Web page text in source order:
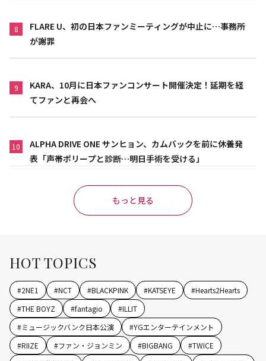
8
FLARE U、初の日本ファンミーティングが中止に…事務所
が謝罪
9
KARA、10月に日本ファンコンサート開催決定！延期を経
てファンと再会へ
10
ALPHA DRIVE ONE サンヒョン、カムバックを前に休養発
表「声帯ポリープと診断…明日手術を受ける」
もっと見る
HOT TOPICS
#2NE1 #NCT #BLACKPINK #KATSEYE #Hearts2Hearts
#THE BOYZ #fantagio #ILLIT
#ミュージックバンク日本公演 #YGエンターテインメント
#RIIZE #ファン・ジョンミン #BIGBANG #TWICE